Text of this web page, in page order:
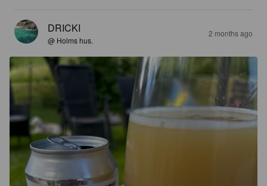
DRICKI
@ Holms hus.
2 months ago